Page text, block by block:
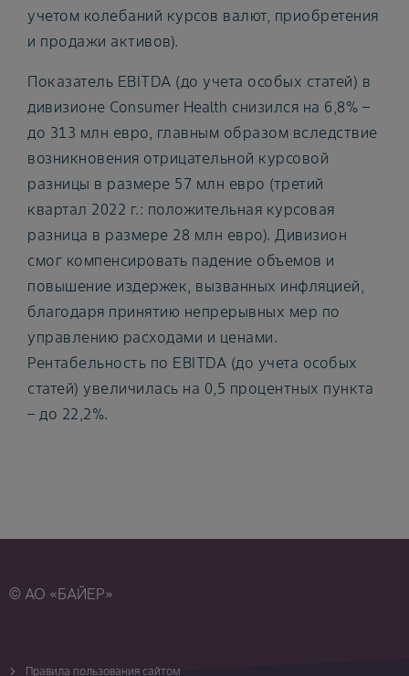
учетом колебаний курсов валют, приобретения
и продажи активов).
Показатель EBITDA (до учета особых статей) в
дивизионе Consumer Health снизился на 6,8% –
до 313 млн евро, главным образом вследствие
возникновения отрицательной курсовой
разницы в размере 57 млн евро (третий
квартал 2022 г.: положительная курсовая
разница в размере 28 млн евро). Дивизион
смог компенсировать падение объемов и
повышение издержек, вызванных инфляцией,
благодаря принятию непрерывных мер по
управлению расходами и ценами.
Рентабельность по EBITDA (до учета особых
статей) увеличилась на 0,5 процентных пункта
– до 22,2%.
© АО «БАЙЕР»
Правила пользования сайтом